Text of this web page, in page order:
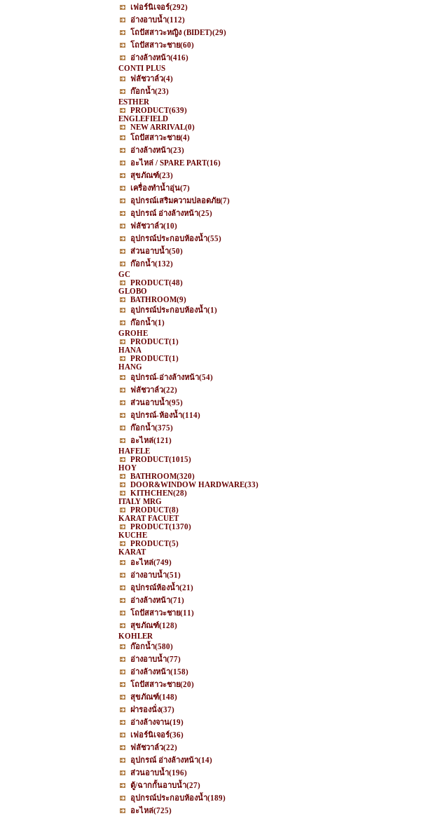
เฟอร์นิเจอร์(292)
อ่างอาบน้ำ(112)
โถปัสสาวะหญิง (BIDET)(29)
โถปัสสาวะชาย(60)
อ่างล้างหน้า(416)
CONTI PLUS
ฟลัชวาล์ว(4)
ก๊อกน้ำ(23)
ESTHER
PRODUCT(639)
ENGLEFIELD
NEW ARRIVAL(0)
โถปัสสาวะชาย(4)
อ่างล้างหน้า(23)
อะไหล่ / SPARE PART(16)
สุขภัณฑ์(23)
เครื่องทำน้ำอุ่น(7)
อุปกรณ์เสริมความปลอดภัย(7)
อุปกรณ์ อ่างล้างหน้า(25)
ฟลัชวาล์ว(10)
อุปกรณ์ประกอบห้องน้ำ(55)
ส่วนอาบน้ำ(50)
ก๊อกน้ำ(132)
GC
PRODUCT(48)
GLOBO
BATHROOM(9)
อุปกรณ์ประกอบห้องน้ำ(1)
ก๊อกน้ำ(1)
GROHE
PRODUCT(1)
HANA
PRODUCT(1)
HANG
อุปกรณ์-อ่างล้างหน้า(54)
ฟลัชวาล์ว(22)
ส่วนอาบน้ำ(95)
อุปกรณ์-ห้องน้ำ(114)
ก๊อกน้ำ(375)
อะไหล่(121)
HAFELE
PRODUCT(1015)
HOY
BATHROOM(320)
DOOR&WINDOW HARDWARE(33)
KITHCHEN(28)
ITALY MRG
PRODUCT(8)
KARAT FACUET
PRODUCT(1370)
KUCHE
PRODUCT(5)
KARAT
อะไหล่(749)
อ่างอาบน้ำ(51)
อุปกรณ์ห้องน้ำ(21)
อ่างล้างหน้า(71)
โถปัสสาวะชาย(11)
สุขภัณฑ์(128)
KOHLER
ก๊อกน้ำ(580)
อ่างอาบน้ำ(77)
อ่างล้างหน้า(158)
โถปัสสาวะชาย(20)
สุขภัณฑ์(148)
ฝารองนั่ง(37)
อ่างล้างจาน(19)
เฟอร์นิเจอร์(36)
ฟลัชวาล์ว(22)
อุปกรณ์ อ่างล้างหน้า(14)
ส่วนอาบน้ำ(196)
ตู้/ฉากกั้นอาบน้ำ(27)
อุปกรณ์ประกอบห้องน้ำ(189)
อะไหล่(725)